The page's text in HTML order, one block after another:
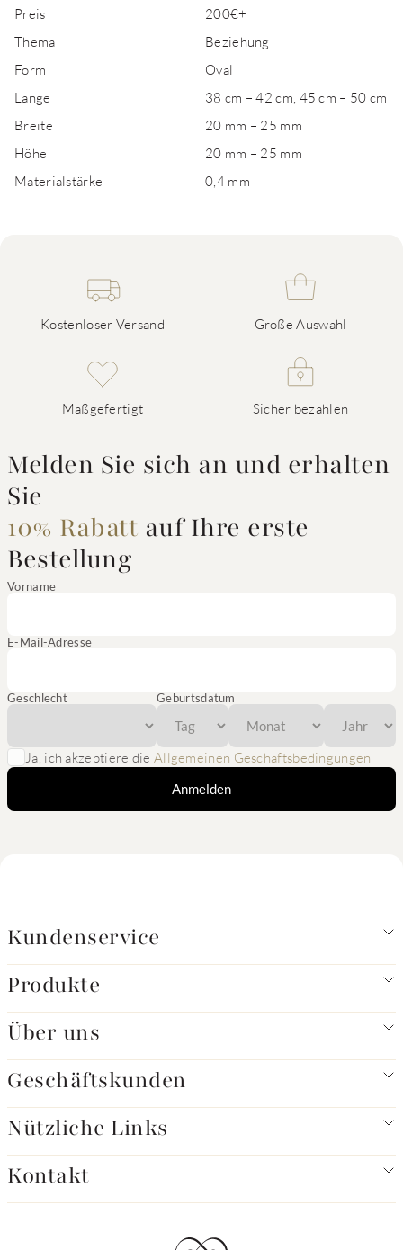
Preis
200€+
Thema
Beziehung
Form
Oval
Länge
38 cm – 42 cm, 45 cm – 50 cm
Breite
20 mm – 25 mm
Höhe
20 mm – 25 mm
Materialstärke
0,4 mm
Kostenloser Versand Große Auswahl
Maßgefertigt Sicher bezahlen
Melden Sie sich an und erhalten
Sie
10% Rabatt auf Ihre erste
Bestellung
Vorname
E-Mail-Adresse
Geschlecht Geburtsdatum
Ja, ich akzeptiere die Allgemeinen Geschäftsbedingungen
Anmelden
Kundenservice
Produkte
Über uns
Geschäftskunden
Nützliche Links
Kontakt